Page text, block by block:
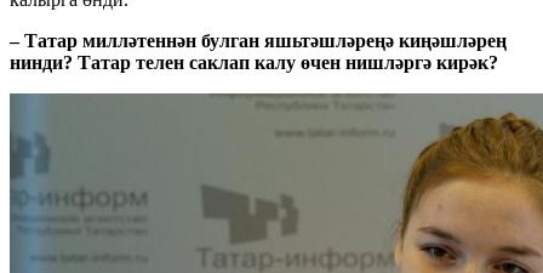
– Татар миллəтеннəн булган яшьтəшлəреңə киңəшлəрең
нинди? Татар телен саклап калу өчен нишлəргə кирəк?